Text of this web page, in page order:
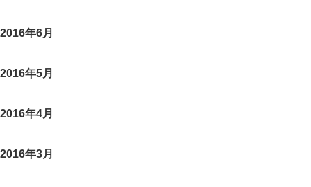
2016年6月
2016年5月
2016年4月
2016年3月